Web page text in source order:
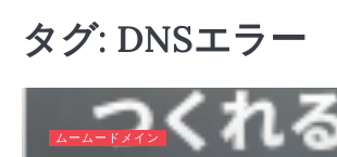
タグ: DNSエラー
ムームードメイン